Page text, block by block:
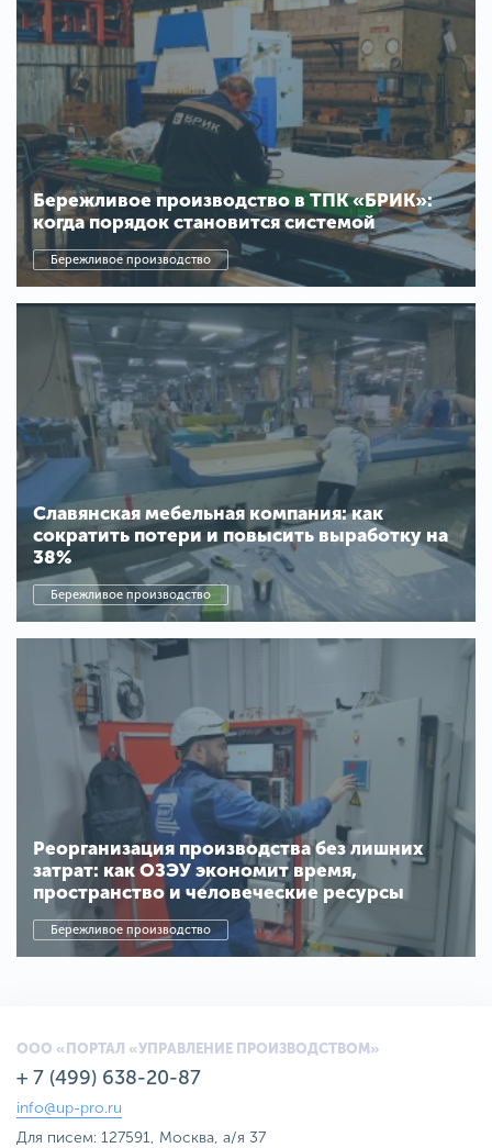
Бережливое производство в ТПК «БРИК»:
когда порядок становится системой
Бережливое производство
Славянская мебельная компания: как
сократить потери и повысить выработку на
38%
Бережливое производство
Реорганизация производства без лишних
затрат: как ОЗЭУ экономит время,
пространство и человеческие ресурсы
Бережливое производство
ООО «ПОРТАЛ «УПРАВЛЕНИЕ ПРОИЗВОДСТВОМ»
+ 7 (499) 638-20-87
info@up-pro.ru
Для писем: 127591, Москва, а/я 37